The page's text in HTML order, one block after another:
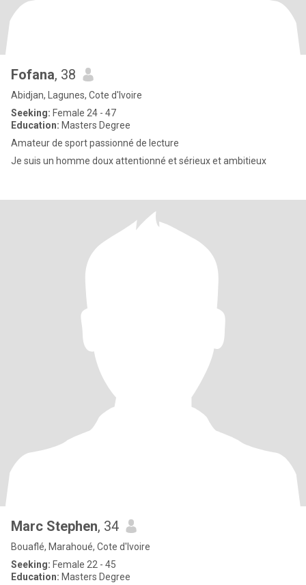
Fofana, 38
Abidjan, Lagunes, Cote d'Ivoire
Seeking: Female 24 - 47
Education: Masters Degree
Amateur de sport passionné de lecture
Je suis un homme doux attentionné et sérieux et ambitieux
Marc Stephen, 34
Bouaflé, Marahoué, Cote d'Ivoire
Seeking: Female 22 - 45
Education: Masters Degree